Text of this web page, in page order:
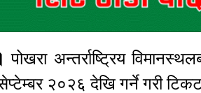
पोखरा अन्तर्राष्ट्रिय
२०२६ देखि गर्ने गरी